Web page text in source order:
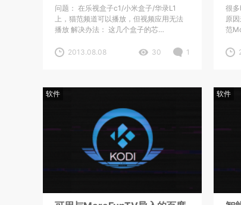
问题： 在乐视盒子c1/小米盒子/华录L1
上，猫范频道可以播放，但视频应用无法
播放 解决办法： 这几个盒子的芯…
2013.08.08 30 1
很
原
范
软件 软件